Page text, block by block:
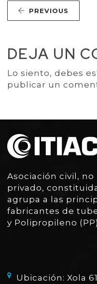
PREVIOUS
DEJA UN
Lo siento, debes
publicar un
Asociación civil,
privado,
agrupa a las
fabricantes de
y Polipropileno (PP)
Ubicación: Xola